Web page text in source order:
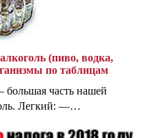
(пиво, водка,
по таблицам
большая часть нашей
Легкий: —…